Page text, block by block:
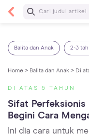
Baca
Balita dan Anak 2-3
Home > Balita dan Anak > Di
DI ATAS 5 TAHUN
Sifat Perfeksionis
Begini Cara
Ini dia cara untuk